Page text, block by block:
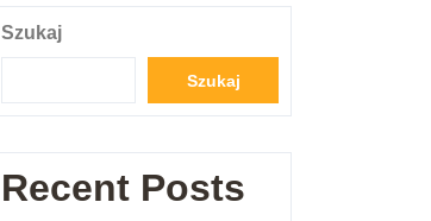
Szukaj
Szukaj
Recent Posts